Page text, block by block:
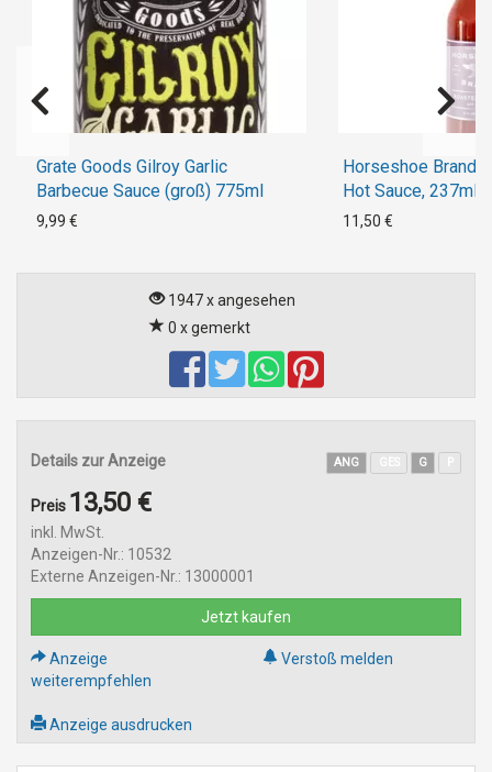
Grate Goods Gilroy Garlic
Barbecue Sauce (groß) 775ml
9,99 €
Horseshoe Brand
Hot Sauce, 237ml
11,50 €
1947 x angesehen
0 x gemerkt
Details zur Anzeige ANG G
Preis 13,50 €
inkl. MwSt.
Anzeigen-Nr.: 10532
Externe Anzeigen-Nr.: 13000001
Jetzt kaufen
Anzeige
weiterempfehlen
Verstoß melden
Anzeige ausdrucken